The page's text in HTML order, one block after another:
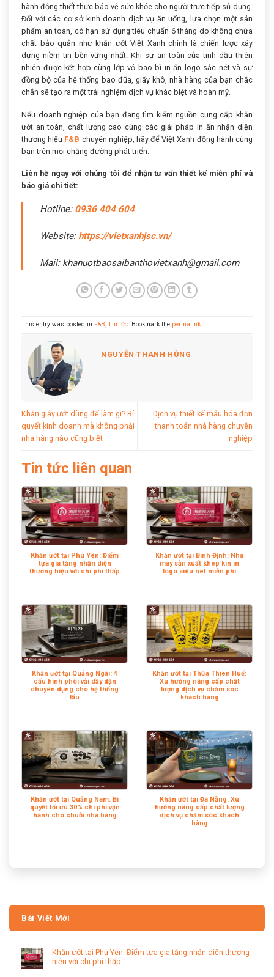
hành động thiết thực bảo vệ sức khỏe cho người trực tiếp sử dụng.
Đối với các cơ sở kinh doanh dịch vụ ăn uống, lựa chọn một sản
phẩm an toàn, có hạn sử dụng tiêu chuẩn 6 tháng do không chứa
chất bảo quản như khăn ướt Việt Xanh chính là chiến lược xây
dựng niềm tin bền vững nhất. Khi sự an toàn của tinh dầu thiên
nhiên được kết hợp cùng lớp vỏ bao bì in ấn logo sắc nét và sự
đồng bộ của hệ thống bao đũa, giấy khô, nhà hàng của bạn chắc
chắn sẽ tạo ra một trải nghiệm dịch vụ khác biệt và hoàn mỹ.
Nếu doanh nghiệp của bạn đang tìm kiếm nguồn cung cấp khăn
ướt an toàn, chất lượng cao cùng các giải pháp in ấn nhận diện
thương hiệu F&B chuyên nghiệp, hãy để Việt Xanh đồng hành cùng
bạn trên mọi chặng đường phát triển.
Liên hệ ngay với chúng tôi để nhận tư vấn thiết kế miễn phí và
báo giá chi tiết:
Hotline: 0936 404 604
Website: https://vietxanhjsc.vn/
Mail: khanuotbaosaibanthovietxanh@gmail.com
This entry was posted in F&B ,Tin tức . Bookmark the permalink
NGUYỄN THANH HÙNG
Khăn giấy ướt dùng để làm gì? Bí
quyết kinh doanh mà không phải
nhà hàng nào cũng biết
Dịch vụ thiết kế mẫu hóa đơn
thanh toán nhà hàng chuyên
nghiệp
Tin tức liên quan
Khăn ướt tại Phú Yên: Điểm
tựa gia tăng nhận diện
thương hiệu với chi phí thấp
Khăn ướt tại Bình Định: Nhà
máy sản xuất khép kín in
logo siêu nét miễn phí
Khăn ướt tại Quảng Ngãi: 4
cấu hình phôi vải dầy dặn
chuyên dụng cho hệ thống
lẩu
Khăn ướt tại Thừa Thiên Huế:
Xu hướng nâng cấp chất
lượng dịch vụ chăm sóc
khách hàng
Khăn ướt tại Quảng Nam: Bí
quyết tối ưu 30% chi phí vận
hành cho chuỗi nhà hàng
Khăn ướt tại Đà Nẵng: Xu
hướng nâng cấp chất lượng
dịch vụ chăm sóc khách
hàng
Bài Viết Mới
Khăn ướt tại Phú Yên: Điểm tựa gia tăng nhận diện thương
hiệu với chi phí thấp